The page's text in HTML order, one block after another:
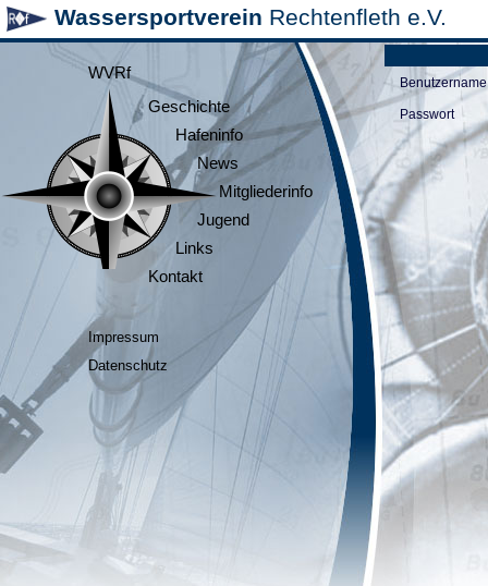
Wassersportverein Rechtenfleth e.V.
WVRf
Geschichte
Hafeninfo
News
Mitgliederinfo
Jugend
Links
Kontakt
Impressum
Datenschutz
Benutzername
Passwort